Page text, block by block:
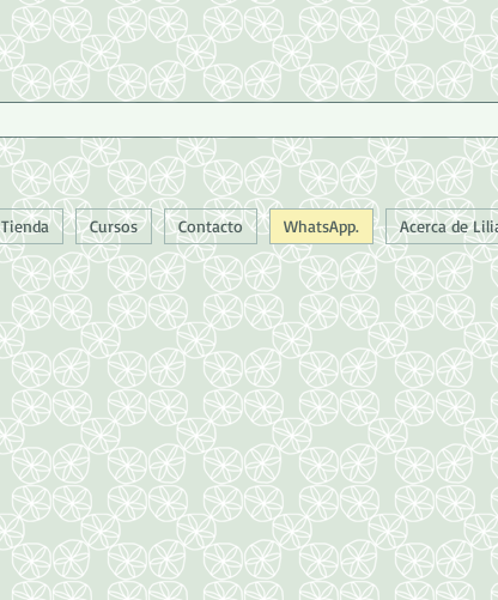
Tienda Cursos Contacto WhatsApp. Acerca de
Pedidos por